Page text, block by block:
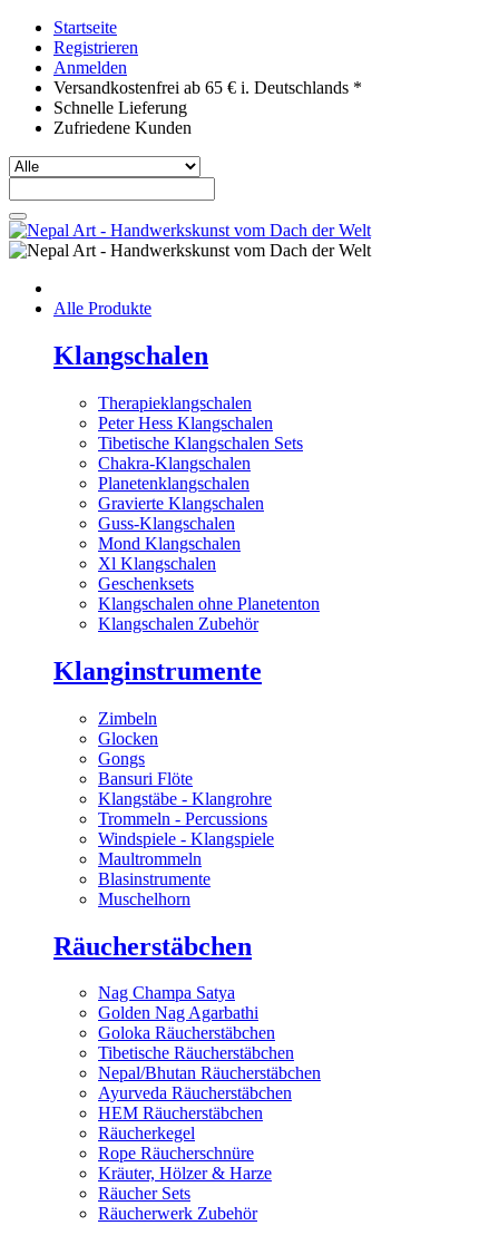
Startseite
Registrieren
Anmelden
Versandkostenfrei ab 65 € i. Deutschlands *
Schnelle Lieferung
Zufriedene Kunden
Alle Produkte
Klangschalen
Therapieklangschalen
Peter Hess Klangschalen
Tibetische Klangschalen Sets
Chakra-Klangschalen
Planetenklangschalen
Gravierte Klangschalen
Guss-Klangschalen
Mond Klangschalen
Xl Klangschalen
Geschenksets
Klangschalen ohne Planetenton
Klangschalen Zubehör
Klanginstrumente
Zimbeln
Glocken
Gongs
Bansuri Flöte
Klangstäbe - Klangrohre
Trommeln - Percussions
Windspiele - Klangspiele
Maultrommeln
Blasinstrumente
Muschelhorn
Räucherstäbchen
Nag Champa Satya
Golden Nag Agarbathi
Goloka Räucherstäbchen
Tibetische Räucherstäbchen
Nepal/Bhutan Räucherstäbchen
Ayurveda Räucherstäbchen
HEM Räucherstäbchen
Räucherkegel
Rope Räucherschnüre
Kräuter, Hölzer & Harze
Räucher Sets
Räucherwerk Zubehör